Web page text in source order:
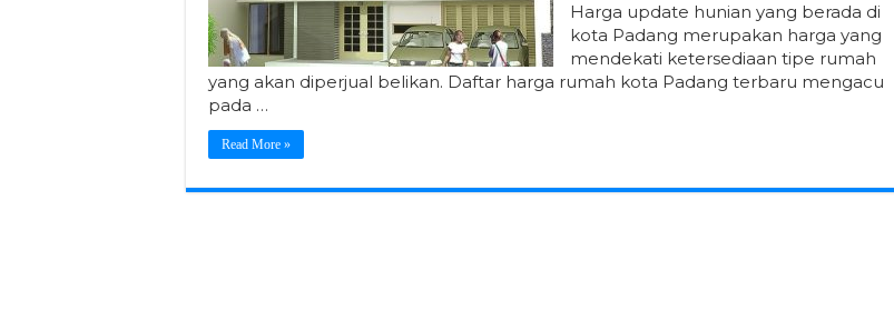
Harga update hunian yang berada di
kota Padang merupakan harga yang
mendekati ketersediaan tipe rumah
yang akan diperjual belikan. Daftar harga rumah kota Padang terbaru mengacu
pada …
Read More »